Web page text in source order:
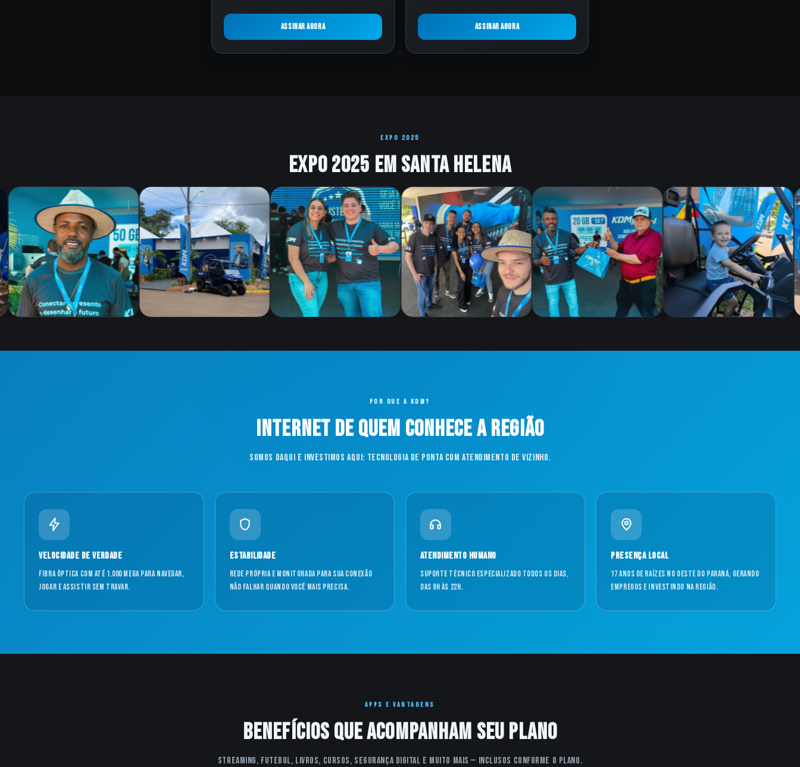
Assinar agora Assinar agora
EXPO 2025
Expo 2025 em Santa Helena
POR QUE A KDM?
Internet de quem conhece a região
Somos daqui e investimos aqui: tecnologia de ponta com atendimento de vizinho.
Velocidade de verdade
Fibra óptica com até 1.000 mega para navegar,
jogar e assistir sem travar.
Estabilidade
Rede própria e monitorada para sua conexão
não falhar quando você mais precisa.
Atendimento humano
Suporte técnico especializado todos os dias,
das 8h às 22h.
Presença local
17 anos de raízes no oeste do Paraná, gerando
empregos e investindo na região.
APPS E VANTAGENS
Benefícios que acompanham seu plano
Streaming, futebol, livros, cursos, segurança digital e muito mais — inclusos conforme o plano.